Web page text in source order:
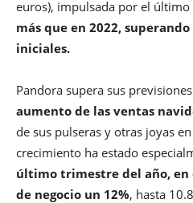
euros), impulsada por el
más que en 2022,
iniciales.
Pandora supera sus
aumento de las ventas
de sus pulseras y otras joyas
crecimiento ha estado
último trimestre del año, en
de negocio un 12%, hasta